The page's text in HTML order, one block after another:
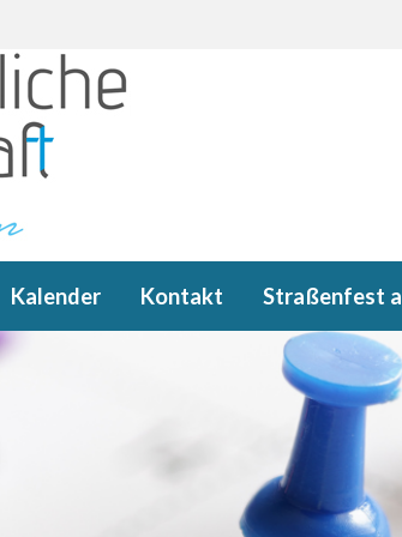
Kalender Kontakt Straßenfest